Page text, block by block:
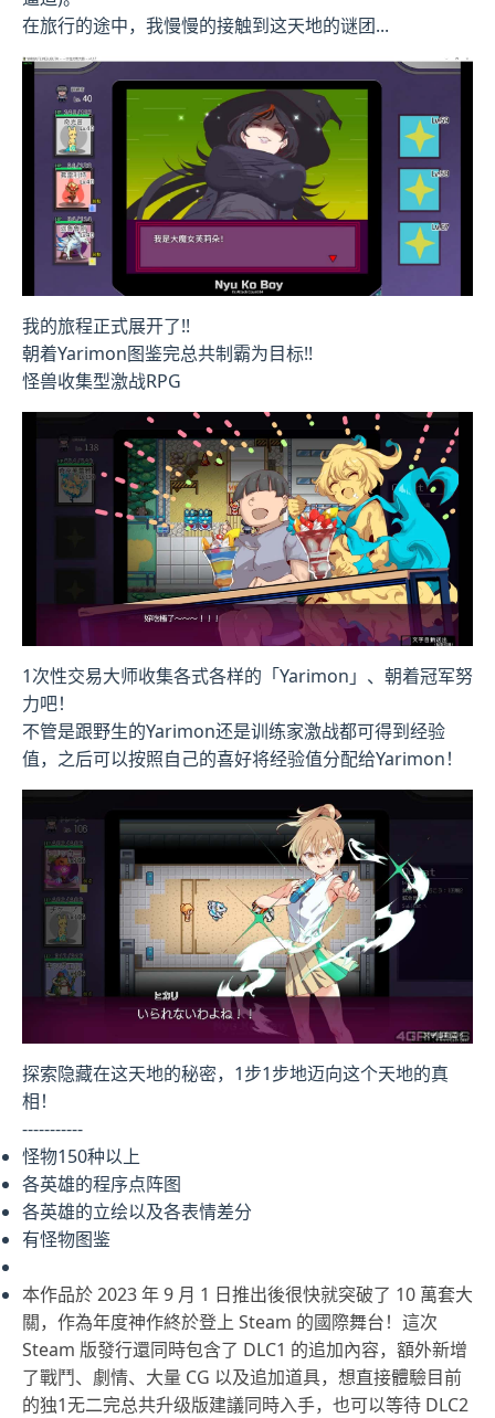
在旅行的途中，我慢慢的接触到这天地的谜团...
我的旅程正式展开了!!
朝着Yarimon图鉴完总共制霸为目标!!
怪兽收集型激战RPG
1次性交易大师收集各式各样的「Yarimon」、朝着冠军努
力吧！
不管是跟野生的Yarimon还是训练家激战都可得到经验
值，之后可以按照自己的喜好将经验值分配给Yarimon！
探索隐藏在这天地的秘密，1步1步地迈向这个天地的真
相！
-----------
怪物150种以上
各英雄的程序点阵图
各英雄的立绘以及各表情差分
有怪物图鉴
本作品於 2023 年 9 月 1 日推出後很快就突破了 10 萬套大
關，作為年度神作終於登上 Steam 的國際舞台！這次
Steam 版發行還同時包含了 DLC1 的追加內容，額外新增
了戰鬥、劇情、大量 CG 以及追加道具，想直接體驗目前
的独1无二完总共升级版建議同時入手，也可以等待 DLC2